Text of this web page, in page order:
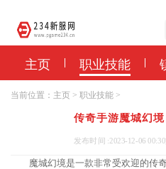
主页 职业技能
当前位置： 主页 > 职业技能 >
传奇手游魔城幻
发布时间 :2023-12-06 00:30
魔城幻境是一款非常受欢迎的传